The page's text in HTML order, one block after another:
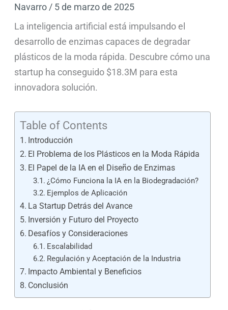
Navarro/ 5 de marzo de 2025
La inteligencia artificial está impulsando el
desarrollo de enzimas capaces de degradar
plásticos de la moda rápida. Descubre cómo una
startup ha conseguido $18.3M para esta
innovadora solución.
Table of Contents
Introducción
El Problema de los Plásticos en la Moda Rápida
El Papel de la IA en el Diseño de Enzimas
¿Cómo Funciona la IA en la Biodegradación?
Ejemplos de Aplicación
La Startup Detrás del Avance
Inversión y Futuro del Proyecto
Desafíos y Consideraciones
Escalabilidad
Regulación y Aceptación de la Industria
Impacto Ambiental y Beneficios
Conclusión